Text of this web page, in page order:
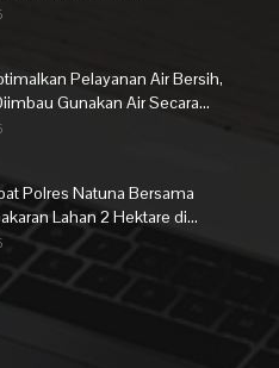
Pelayanan Air Bersih,
Gunakan Air Secara...
Polres Natuna Bersama
Lahan 2 Hektare di...